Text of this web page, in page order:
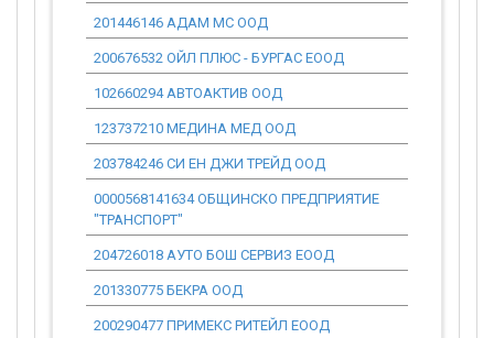
201446146 АДАМ МС ООД
200676532 ОЙЛ ПЛЮС - БУРГАС ЕООД
102660294 АВТОАКТИВ ООД
123737210 МЕДИНА МЕД ООД
203784246 СИ ЕН ДЖИ ТРЕЙД ООД
0000568141634 ОБЩИНСКО ПРЕДПРИЯТИЕ
"ТРАНСПОРТ"
204726018 АУТО БОШ СЕРВИЗ ЕООД
201330775 БЕКРА ООД
200290477 ПРИМЕКС РИТЕЙЛ ЕООД